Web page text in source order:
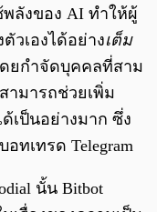
พลังของ AI ทำให้ผู้
วเองได้อย่างเต็ม
ยกำจัดบุคคลที่สาม
ามารถช่วยเพิ่ม
เป็นอย่างมาก ซึ่ง
ทเทรด Telegram
นั้น Bitbot